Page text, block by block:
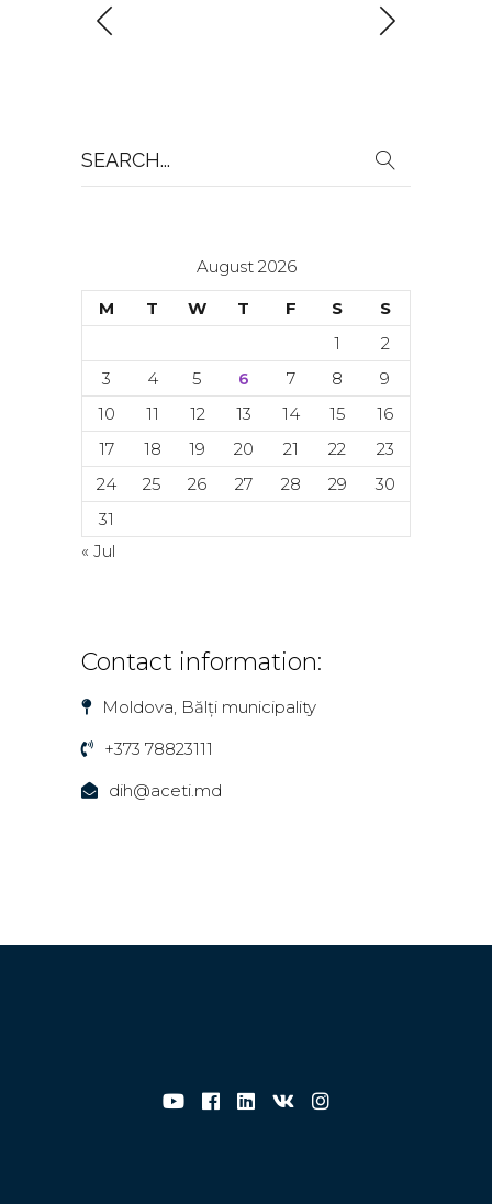
for:
August 2026
M
T W T F S
S
1
2
3
4 5 6 7 8
9
10
11 12 13 14 15
16
17
18 19 20 21 22
23
24
25 26 27 28 29
30
31
« Jul
Contact information:
Moldova, Bălți municipality
+373 78823111
dih@aceti.md